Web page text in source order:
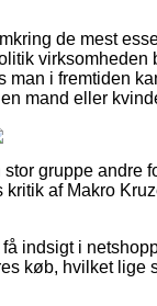
de mest
virksomheden
i fremtiden
mand eller
gruppe andre
af Makro
indsigt i
køb, hvilket lige